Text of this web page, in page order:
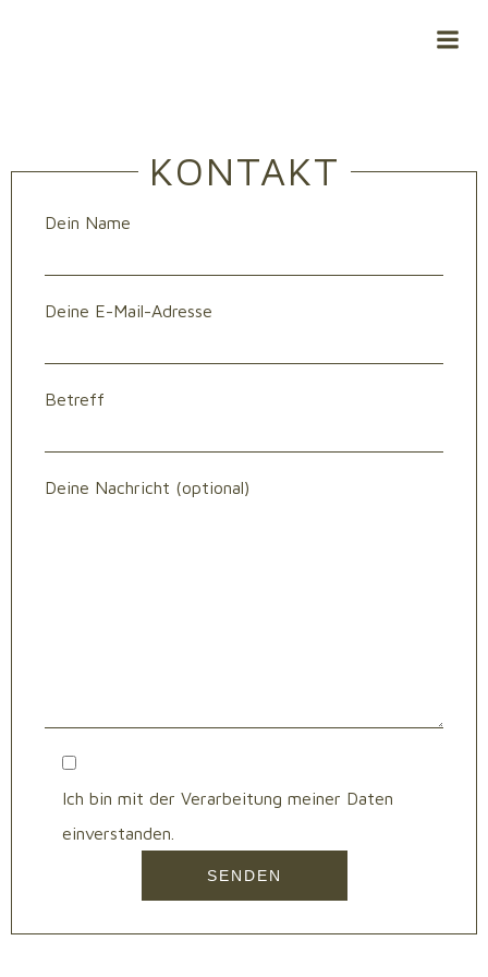
KONTAKT
Dein Name
Deine E-Mail-Adresse
Betreff
Deine Nachricht (optional)
Ich bin mit der Verarbeitung meiner Daten
einverstanden.